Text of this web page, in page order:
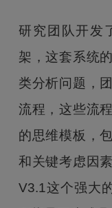
研究团队开发
架，这套系统
类分析问题，
流程，这些流
的思维模板，
和关键考虑因
V3.1这个强大